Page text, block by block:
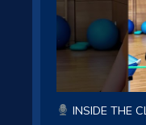
INSIDE THE CLINIC AL